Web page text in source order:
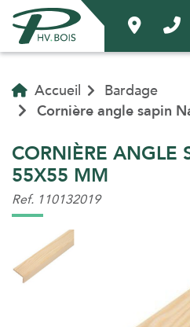
Accueil
Bardage
Cornière angle sapin
CORNIÈRE ANGLE
55X55 MM
Ref. 110132019